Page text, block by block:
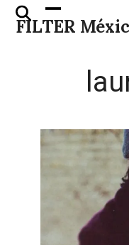
Skip
FILTER
Open
mobile
Close
mobile